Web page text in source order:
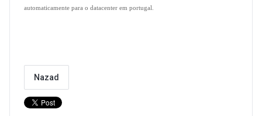
automaticamente para o datacenter em portugal.
Nazad